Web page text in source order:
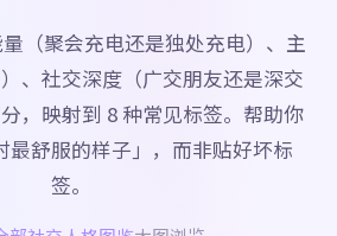
（聚会充电还是独处充电）、主
、社交深度（广交朋友还是深交
，映射到 8 种常见标签。帮助你
最舒服的样子」，而非贴好坏标
签。